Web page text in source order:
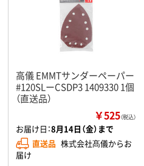
高儀 EMMTサンダーペーパー
#120SLーCSDP3 1409330 1個
（直送品）
￥525（税込）
お届け日：8月14日（金）まで
直送品 株式会社髙儀からお
届け